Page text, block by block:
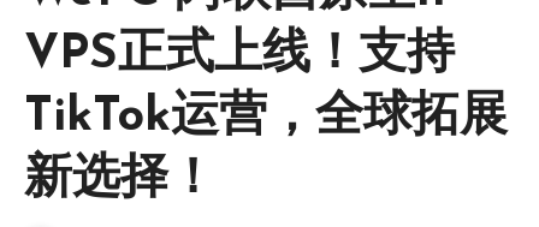
VPS正式上线！支持
TikTok运营，全球拓展
新选择！